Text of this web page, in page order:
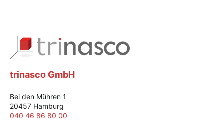
trinasco GmbH
Bei den Mühren 1
20457 Hamburg
040 46 86 80 00